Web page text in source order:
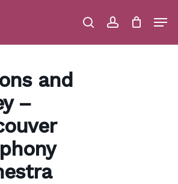
searchaccount
Close
and
–
Menu